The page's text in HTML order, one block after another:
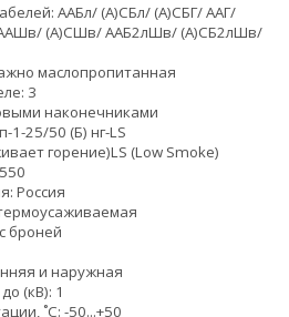
ААБл/ (А)СБл/ (А)СБГ/ ААГ/
(А)СШв/ ААБ2лШв/ (А)СБ2лШв/
маслопропитанная
3
наконечниками
25/50 (Б) нг-LS
горение)LS (Low Smoke)
50
Россия
с броней
и наружная
(кВ): 1
˚С: -50...+50